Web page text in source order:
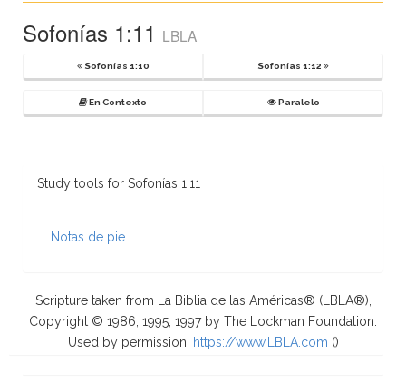
Sofonías 1:11 LBLA
Sofonías 1:10 Sofonías 1:12
En Contexto Paralelo
Study tools for Sofonías 1:11
Notas de pie
Scripture taken from La Biblia de las Américas® (LBLA®),
Copyright © 1986, 1995, 1997 by The Lockman Foundation.
Used by permission.
https://www.LBLA.com ()